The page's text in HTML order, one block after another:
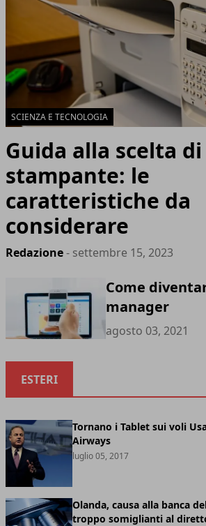
SCIENZA E TECNOLOGIA
Guida alla scelta
stampante: le
caratteristiche da
considerare
Redazione- settembre 15, 2023
Come
manager
agosto 03, 2021
ESTERI
Tornano i Tablet sui voli
Airways
luglio 05, 2017
Olanda, causa alla banca
troppo somiglianti al